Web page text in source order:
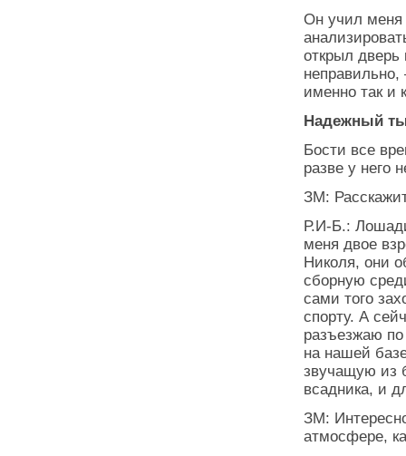
Он учил меня
открыл дверь
именно так и
Надежный
Бости все
разве у него
ЗМ:
Р.И-Б.:
меня двое
Николя, они
сборную
сами того
спорту. А
разъезжаю
на нашей
звучащую из
всадника, и
ЗМ:
атмосфере,